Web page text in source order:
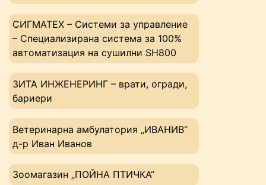
СИГМАТЕХ – Системи за управление
– Специализирана система за 100%
автоматизация на сушилни SH800
ЗИТА ИНЖЕНЕРИНГ – врати, огради,
бариери
Ветеринарна амбулатория „ИВАНИВ“
д-р Иван Иванов
Зоомагазин „ПОЙНА ПТИЧКА“